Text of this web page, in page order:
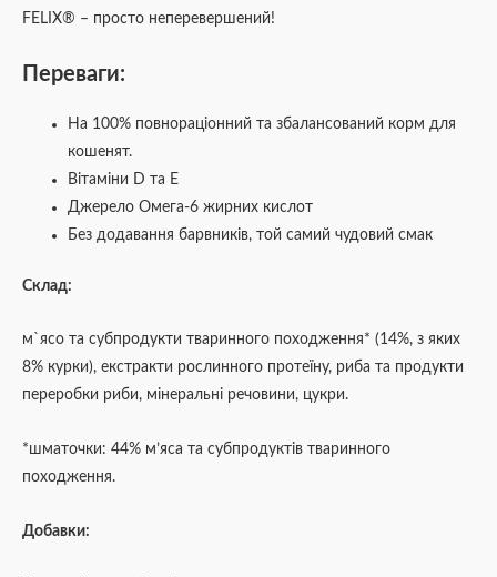
FELIX® – просто неперевершений!
Переваги:
На 100% повнораціонний та збалансований корм для
кошенят.
Вітаміни D та E
Джерело Омега-6 жирних кислот
Без додавання барвників, той самий чудовий смак
Склад:
м`ясо та субпродукти тваринного походження* (14%, з яких
8% курки), екстракти рослинного протеїну, риба та продукти
переробки риби, мінеральні речовини, цукри.
*шматочки: 44% м’яса та субпродуктів тваринного
походження.
Добавки: